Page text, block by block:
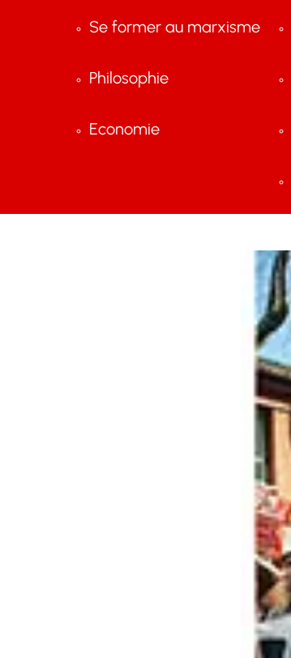
Se former au marxisme
Philosophie
Economie